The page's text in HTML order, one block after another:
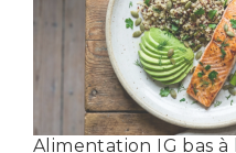
Alimentation IG bas à